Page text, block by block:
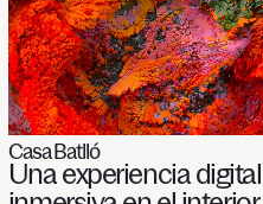
Casa Batlló
Unaexperiencia digital